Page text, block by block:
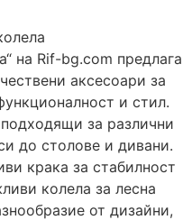
на Rif-bg.com предлага
аксесоари за
и стил.
за различни
до столове и дивани.
крака за стабилност
колела за лесна
от дизайни,